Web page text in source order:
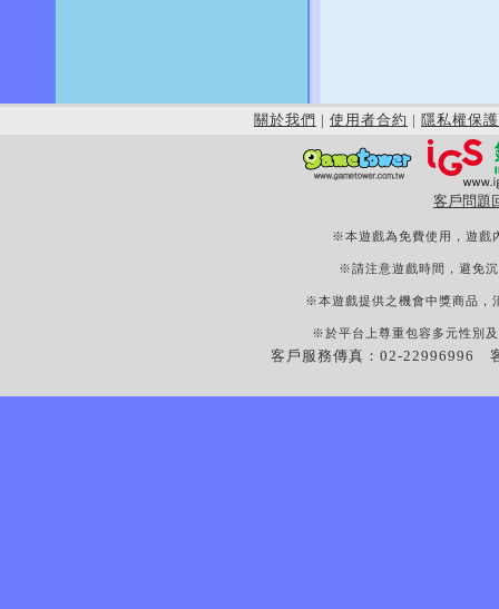
關於我們 | 使用者合約 | 隱私權保護
客戶問題
※本遊戲為免費使用，遊戲
※請注意遊戲時間，避免
※本遊戲提供之機會中獎商品，
※於平台上尊重包容多元性別
客戶服務傳真：02-22996996